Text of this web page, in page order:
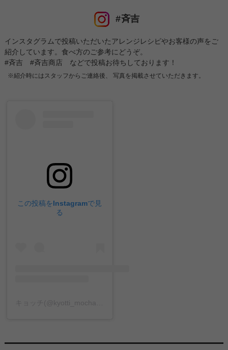
#斉吉
インスタグラムで投稿いただいたアレンジレシピやお客様の声をご
紹介しています。食べ方のご参考にどうぞ。
#斉吉 #斉吉商店 などで投稿お待ちしております！
※紹介時にはスタッフからご連絡後、 写真を掲載させていただきます。
この投稿をInstagramで見
る